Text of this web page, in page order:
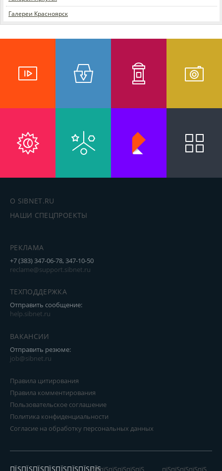
Галереи Красноярск
О SIBNET.RU
НАШИ СПЕЦПРОЕКТЫ
РЕКЛАМА
+7 (383) 347-06-78, 347-10-50
reclame@support.sibnet.ru
ТЕХПОДДЕРЖКА
Отправить сообщение:
help.sibnet.ru
ВАКАНСИИ
Отправить резюме:
job@sibnet.ru
Правила цитирования
Правила комментирования
Пользовательское соглашение
Политика конфиденциальности
Согласие на обработку персональных данных
ПЇЅПЇЅПЇЅПЇЅПЇЅПЇЅПЇЅПЇЅпїЅпїЅпїЅпїЅпїЅпїЅ пїЅпїЅпїЅпїЅпїЅ